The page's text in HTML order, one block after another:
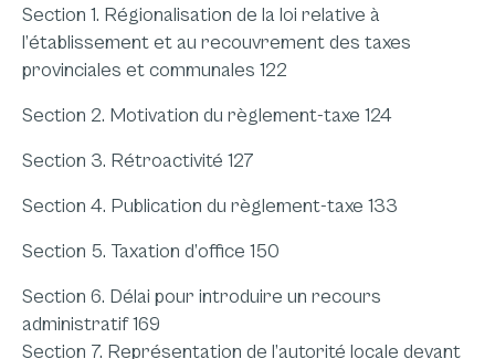
Section 1. Régionalisation de la loi relative à
l’établissement et au recouvrement des taxes
provinciales et communales 122
Section 2. Motivation du règlement-taxe 124
Section 3. Rétroactivité 127
Section 4. Publication du règlement-taxe 133
Section 5. Taxation d’office 150
Section 6. Délai pour introduire un recours
administratif 169
Section 7. Représentation de l’autorité locale devant